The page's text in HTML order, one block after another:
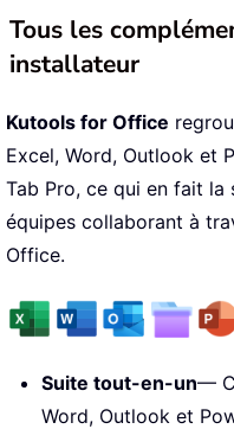
Tous les
installateur
Kutools for Office
Excel, Word, Outlook et
Tab Pro, ce qui en fait
équipes collaborant à
Office.
Suite tout-en-un—
Word, Outlook et